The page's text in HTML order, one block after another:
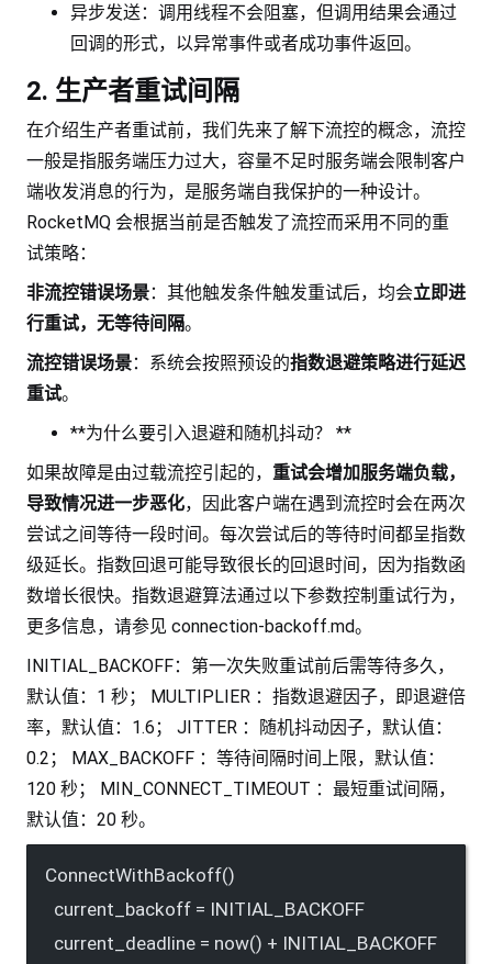
异步发送：调用线程不会阻塞，但调用结果会通过
回调的形式，以异常事件或者成功事件返回。
2. 生产者重试间隔
在介绍生产者重试前，我们先来了解下流控的概念，流控
一般是指服务端压力过大，容量不足时服务端会限制客户
端收发消息的行为，是服务端自我保护的一种设计。
RocketMQ 会根据当前是否触发了流控而采用不同的重
试策略：
非流控错误场景：其他触发条件触发重试后，均会立即进
行重试，无等待间隔。
流控错误场景：系统会按照预设的指数退避策略进行延迟
重试。
**为什么要引入退避和随机抖动？ **
如果故障是由过载流控引起的， 重试会增加服务端负载，
导致情况进一步恶化，因此客户端在遇到流控时会在两次
尝试之间等待一段时间。每次尝试后的等待时间都呈指数
级延长。指数回退可能导致很长的回退时间，因为指数函
数增长很快。指数退避算法通过以下参数控制重试行为，
更多信息，请参见 connection-backoff.md。
INITIAL_BACKOFF：第一次失败重试前后需等待多久，
默认值：1 秒； MULTIPLIER ：指数退避因子，即退避倍
率，默认值：1.6； JITTER ：随机抖动因子，默认值：
0.2； MAX_BACKOFF ：等待间隔时间上限，默认值：
120 秒； MIN_CONNECT_TIMEOUT ：最短重试间隔，
默认值：20 秒。
ConnectWithBackoff()
current_backoff = INITIAL_BACKOFF
current_deadline = now() + INITIAL_BACKOFF